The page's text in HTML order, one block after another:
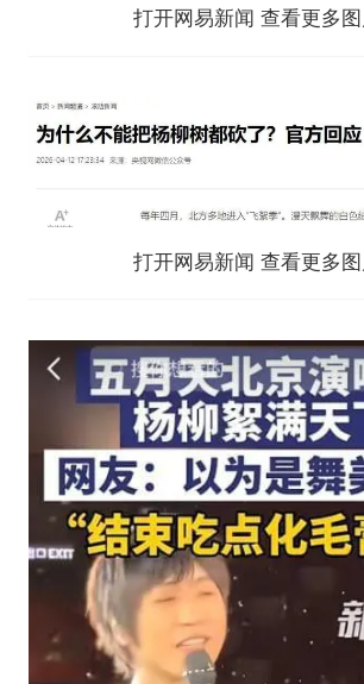
打开网易新闻 查看更多
打开网易新闻 查看更多